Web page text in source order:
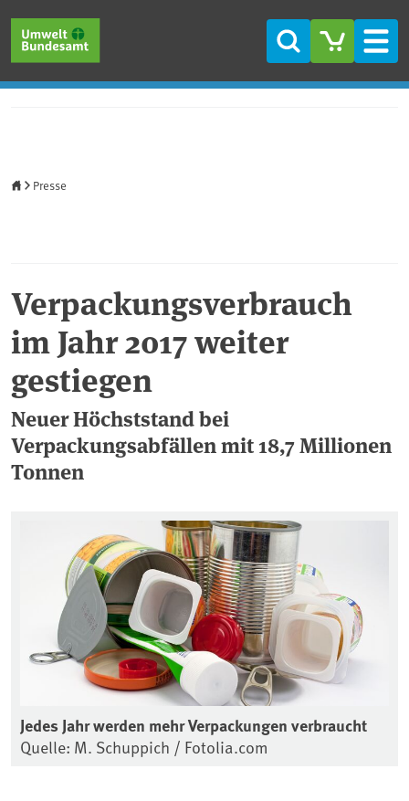
Suche
Presse
Verpackungsverbrauch
im Jahr 2017 weiter
gestiegen
Neuer Höchststand bei
Verpackungsabfällen mit 18,7 Millionen
Tonnen
Jedes Jahr werden mehr Verpackungen verbraucht
Quelle: M. Schuppich / Fotolia.com